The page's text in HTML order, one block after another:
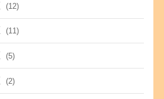
(12)
(11)
(5)
(2)